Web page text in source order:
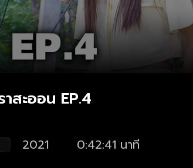
าสะออน EP.4
2021 0:42:41 นาที